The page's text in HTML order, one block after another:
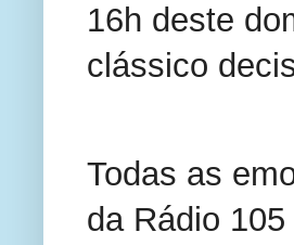
16h deste
clássico
Todas as
da Rádio